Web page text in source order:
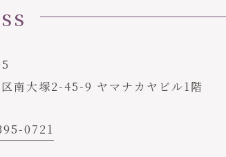
南大塚2-45-9 ヤマナカヤビル1階
0721